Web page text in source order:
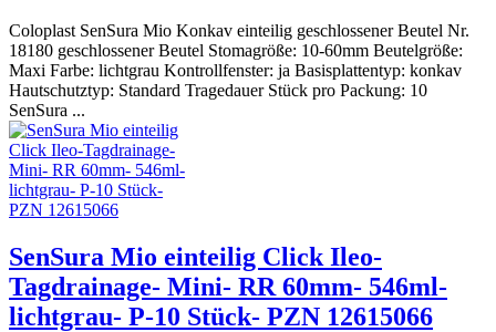
Coloplast SenSura Mio Konkav einteilig geschlossener Beutel Nr.
18180 geschlossener Beutel Stomagröße: 10-60mm Beutelgröße:
Maxi Farbe: lichtgrau Kontrollfenster: ja Basisplattentyp: konkav
Hautschutztyp: Standard Tragedauer Stück pro Packung: 10
SenSura ...
SenSura Mio einteilig Click Ileo-
Tagdrainage- Mini- RR 60mm- 546ml-
lichtgrau- P-10 Stück- PZN 12615066